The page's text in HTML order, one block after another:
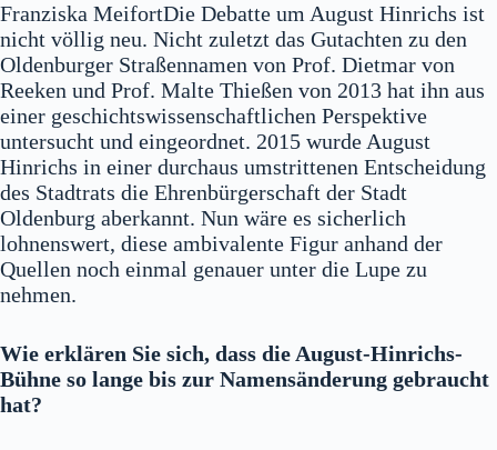
Franziska MeifortDie Debatte um August Hinrichs ist
nicht völlig neu. Nicht zuletzt das Gutachten zu den
Oldenburger Straßennamen von Prof. Dietmar von
Reeken und Prof. Malte Thießen von 2013 hat ihn aus
einer geschichtswissenschaftlichen Perspektive
untersucht und eingeordnet. 2015 wurde August
Hinrichs in einer durchaus umstrittenen Entscheidung
des Stadtrats die Ehrenbürgerschaft der Stadt
Oldenburg aberkannt. Nun wäre es sicherlich
lohnenswert, diese ambivalente Figur anhand der
Quellen noch einmal genauer unter die Lupe zu
nehmen.
Wie erklären Sie sich, dass die August-Hinrichs-
Bühne so lange bis zur Namensänderung gebraucht
hat?